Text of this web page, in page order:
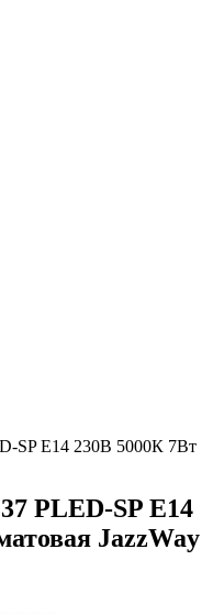
SP Е14 230В 5000К 7Вт
PLED-SP Е14
JazzWay